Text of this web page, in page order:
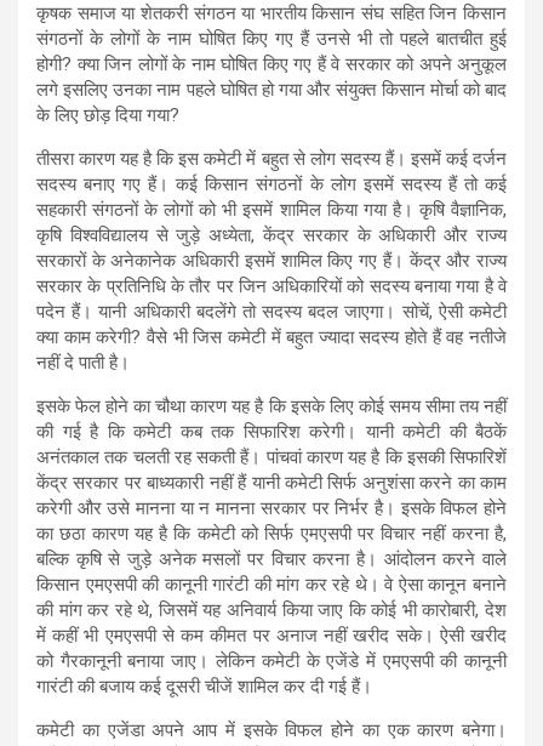
कृषक समाज या शेतकरी संगठन या भारतीय किसान संघ सहित जिन किसान
संगठनों के लोगों के नाम घोषित किए गए हैं उनसे भी तो पहले बातचीत हुई
होगी? क्या जिन लोगों के नाम घोषित किए गए हैं वे सरकार को अपने अनुकूल
लगे इसलिए उनका नाम पहले घोषित हो गया और संयुक्त किसान मोर्चा को बाद
के लिए छोड़ दिया गया?
तीसरा कारण यह है कि इस कमेटी में बहुत से लोग सदस्य हैं। इसमें कई दर्जन
सदस्य बनाए गए हैं। कई किसान संगठनों के लोग इसमें सदस्य हैं तो कई
सहकारी संगठनों के लोगों को भी इसमें शामिल किया गया है। कृषि वैज्ञानिक,
कृषि विश्वविद्यालय से जुड़े अध्येता, केंद्र सरकार के अधिकारी और राज्य
सरकारों के अनेकानेक अधिकारी इसमें शामिल किए गए हैं। केंद्र और राज्य
सरकार के प्रतिनिधि के तौर पर जिन अधिकारियों को सदस्य बनाया गया है वे
पदेन हैं। यानी अधिकारी बदलेंगे तो सदस्य बदल जाएगा। सोचें, ऐसी कमेटी
क्या काम करेगी? वैसे भी जिस कमेटी में बहुत ज्यादा सदस्य होते हैं वह नतीजे
नहीं दे पाती है।
इसके फेल होने का चौथा कारण यह है कि इसके लिए कोई समय सीमा तय नहीं
की गई है कि कमेटी कब तक सिफारिश करेगी। यानी कमेटी की बैठकें
अनंतकाल तक चलती रह सकती हैं। पांचवां कारण यह है कि इसकी सिफारिशें
केंद्र सरकार पर बाध्यकारी नहीं हैं यानी कमेटी सिर्फ अनुशंसा करने का काम
करेगी और उसे मानना या न मानना सरकार पर निर्भर है। इसके विफल होने
का छठा कारण यह है कि कमेटी को सिर्फ एमएसपी पर विचार नहीं करना है,
बल्कि कृषि से जुड़े अनेक मसलों पर विचार करना है। आंदोलन करने वाले
किसान एमएसपी की कानूनी गारंटी की मांग कर रहे थे। वे ऐसा कानून बनाने
की मांग कर रहे थे, जिसमें यह अनिवार्य किया जाए कि कोई भी कारोबारी, देश
में कहीं भी एमएसपी से कम कीमत पर अनाज नहीं खरीद सके। ऐसी खरीद
को गैरकानूनी बनाया जाए। लेकिन कमेटी के एजेंडे में एमएसपी की कानूनी
गारंटी की बजाय कई दूसरी चीजें शामिल कर दी गई हैं।
कमेटी का एजेंडा अपने आप में इसके विफल होने का एक कारण बनेगा।